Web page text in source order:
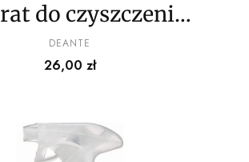
do czyszczenia i
pielęgnacji
PRODUCENT
DEANTE
Cena
26,00 zł